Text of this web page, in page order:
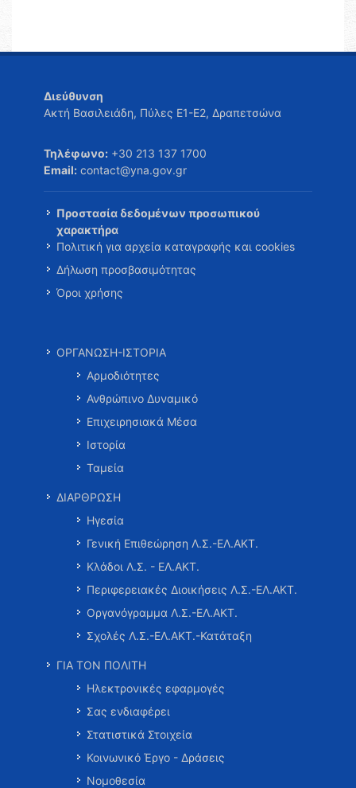
Διεύθυνση
Ακτή Βασιλειάδη, Πύλες Ε1-Ε2, Δραπετσώνα
Τηλέφωνο: +30 213 137 1700
Email: contact@yna.gov.gr
Προστασία δεδομένων προσωπικού
χαρακτήρα
Πολιτική για αρχεία καταγραφής και cookies
Δήλωση προσβασιμότητας
Όροι χρήσης
ΟΡΓΑΝΩΣΗ-ΙΣΤΟΡΙΑ
Αρμοδιότητες
Ανθρώπινο Δυναμικό
Επιχειρησιακά Μέσα
Ιστορία
Ταμεία
ΔΙΑΡΘΡΩΣΗ
Ηγεσία
Γενική Επιθεώρηση Λ.Σ.-ΕΛ.ΑΚΤ.
Κλάδοι Λ.Σ. - ΕΛ.ΑΚΤ.
Περιφερειακές Διοικήσεις Λ.Σ.-ΕΛ.ΑΚΤ.
Οργανόγραμμα Λ.Σ.-ΕΛ.ΑΚΤ.
Σχολές Λ.Σ.-ΕΛ.ΑΚΤ.-Κατάταξη
ΓΙΑ ΤΟΝ ΠΟΛΙΤΗ
Ηλεκτρονικές εφαρμογές
Σας ενδιαφέρει
Στατιστικά Στοιχεία
Κοινωνικό Έργο - Δράσεις
Νομοθεσία